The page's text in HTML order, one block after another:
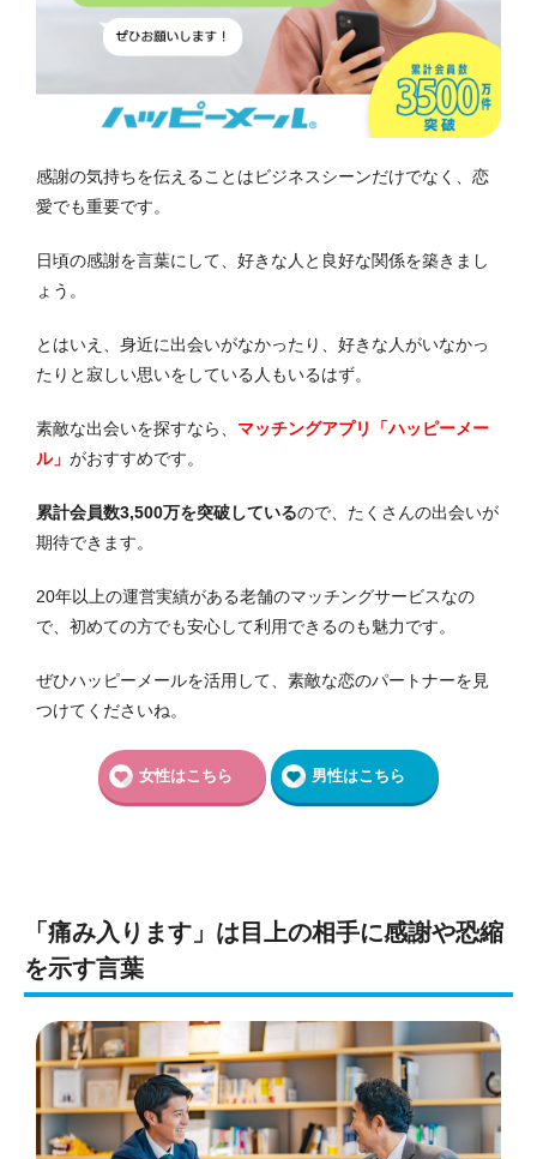
感謝の気持ちを伝えることはビジネスシーンだけでなく、恋
愛でも重要です。
日頃の感謝を言葉にして、好きな人と良好な関係を築きまし
ょう。
とはいえ、身近に出会いがなかったり、好きな人がいなかっ
たりと寂しい思いをしている人もいるはず。
素敵な出会いを探すなら、 マッチングアプリ「ハッピーメー
ル」 がおすすめです。
累計会員数3,500万を突破しているので、たくさんの出会いが
期待できます。
20年以上の運営実績がある老舗のマッチングサービスなの
で、初めての方でも安心して利用できるのも魅力です。
ぜひハッピーメールを活用して、素敵な恋のパートナーを見
つけてくださいね。
女性はこちら 男性はこちら
「痛み入ります」は目上の相手に感謝や恐縮
を示す言葉